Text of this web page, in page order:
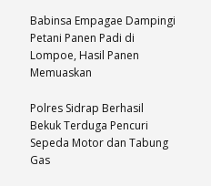
Babinsa Empagae Dampingi
Petani Panen Padi di
Lompoe, Hasil Panen
Memuaskan
Polres Sidrap Berhasil
Bekuk Terduga Pencuri
Sepeda Motor dan Tabung
Gas